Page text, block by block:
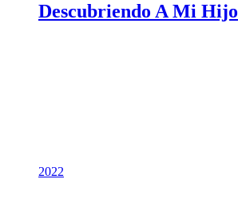
Descubriendo A Mi Hijo
2022